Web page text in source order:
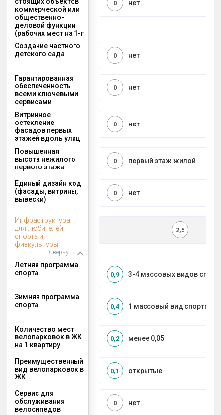
коммерческой или
общественно-
деловой функции
(рабочих мест на 1-г
нет
0
Создание частного
детского сада
нет
0
Гарантированная
обеспеченность
всеми ключевыми
сервисами
нет
0
Витринное
остекление
фасадов первых
этажей вдоль улиц
нет
0
Повышенная
высота нежилого
первого этажа
первый этаж жилой
0
Единый дизайн код
(фасады, витрины,
вывески)
нет
0
Инфраструктура
для любителей
спорта и
физкультуры
Свернуть
2,5
Летняя программа
спорта
3-4 массовых видов
0,9
Зимняя программа
спорта
1 массовый вид спорта
0,4
Количество мест
велопарковок в ЖК
на 1 квартиру
менее 0,05
0,2
Преимущественный
вид велопарковок в
ЖК
открытые
0,1
Сервис для
обслуживания
велосипедов
нет
0